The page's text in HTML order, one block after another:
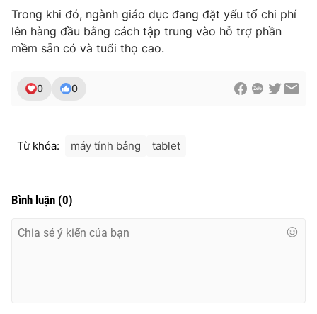
Trong khi đó, ngành giáo dục đang đặt yếu tố chi phí
lên hàng đầu bằng cách tập trung vào hỗ trợ phần
mềm sẵn có và tuổi thọ cao.
0 0
Từ khóa: máy tính bảng tablet
Bình luận (0)